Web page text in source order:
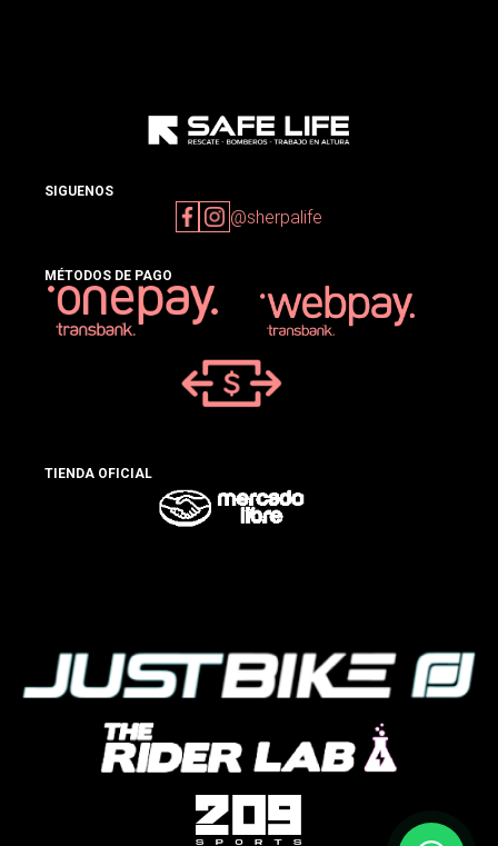
SIGUENOS
@sherpalife
MÉTODOS DE PAGO
TIENDA OFICIAL